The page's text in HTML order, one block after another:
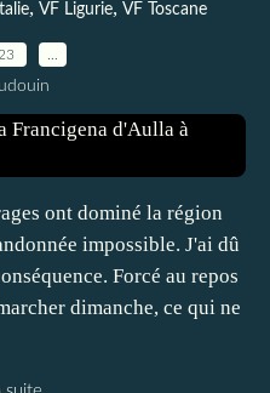
, VF Ligurie, VF Toscane
ont dominé la région
impossible. J'ai dû
Forcé au repos
dimanche, ce qui ne